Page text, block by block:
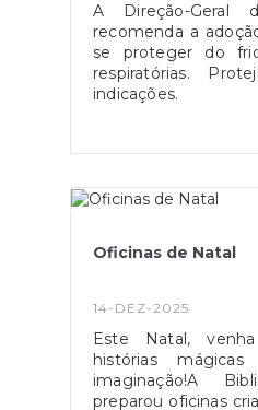
A Direção-Geral
recomenda a
se proteger do
respiratórias.
indicações.
Oficinas de Natal
14-DEZ-2025
Este Natal,
histórias
imaginação!A
preparou oficinas